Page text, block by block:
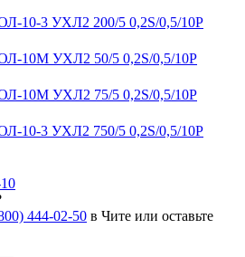
10-3 УХЛ2 200/5 0,2S/0,5/10Р
10М УХЛ2 50/5 0,2S/0,5/10Р
10М УХЛ2 75/5 0,2S/0,5/10Р
10-3 УХЛ2 750/5 0,2S/0,5/10Р
444-02-50 в Чите или оставьте